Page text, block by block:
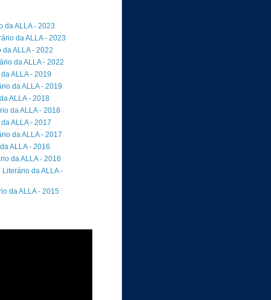
da ALLA - 2023
da ALLA - 2023
ALLA - 2022
da ALLA - 2022
ALLA - 2019
da ALLA - 2019
ALLA - 2018
da ALLA - 2018
ALLA - 2017
da ALLA - 2017
ALLA - 2016
da ALLA - 2016
da ALLA -
da ALLA - 2015